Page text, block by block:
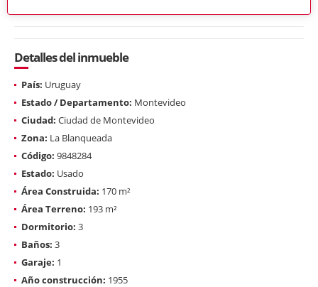
Detalles del inmueble
País: Uruguay
Estado / Departamento: Montevideo
Ciudad: Ciudad de Montevideo
Zona: La Blanqueada
Código: 9848284
Estado: Usado
Área Construida: 170 m²
Área Terreno: 193 m²
Dormitorio: 3
Baños: 3
Garaje: 1
Año construcción: 1955